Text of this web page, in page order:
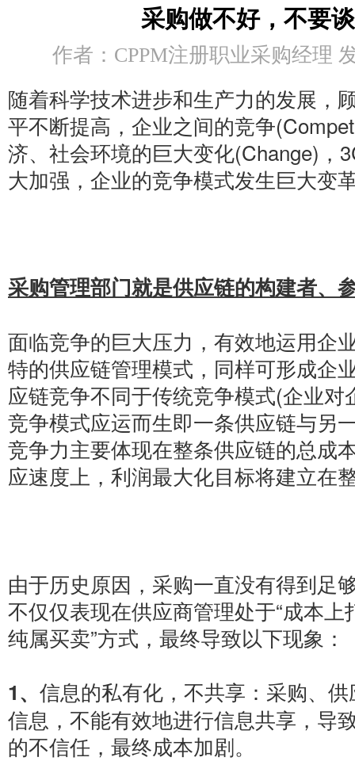
采购做不好，不要
作者：CPPM注册职业采购经理
随着科学技术进步和生产力的发展，
平不断提高，企业之间的竞争
济、社会环境的巨大变化(Change)，
大加强，企业的竞争模式发生巨大变
采购管理部门就是供应链的构建者、
面临竞争的巨大压力，有效地运用企
特的供应链管理模式，同样可形成企
应链竞争不同于传统竞争模式(企业
竞争模式应运而生即一条供应链与另
竞争力主要体现在整条供应链的总成
应速度上，利润最大化目标将建立在
由于历史原因，采购一直没有得到足
不仅仅表现在供应商管理处于“成本
纯属买卖”方式，最终导致以下现象：
1、 信息的私有化，不共享：采购、
信息，不能有效地进行信息共享，导
的不信任，最终成本加剧。